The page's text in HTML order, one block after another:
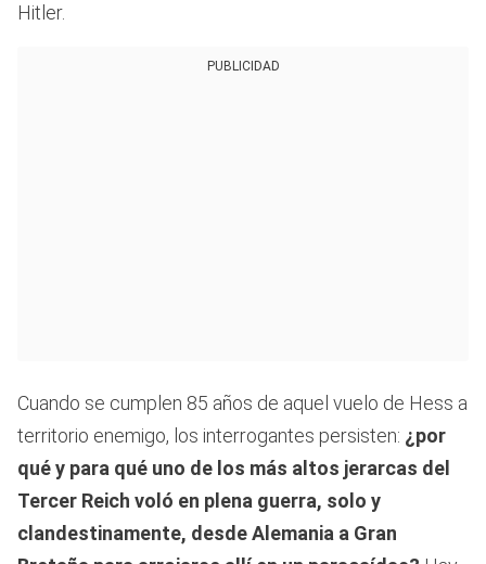
Hitler.
PUBLICIDAD
Cuando se cumplen 85 años de aquel vuelo de Hess a
territorio enemigo, los interrogantes persisten: ¿por
qué y para qué uno de los más altos jerarcas del
Tercer Reich voló en plena guerra, solo y
clandestinamente, desde Alemania a Gran